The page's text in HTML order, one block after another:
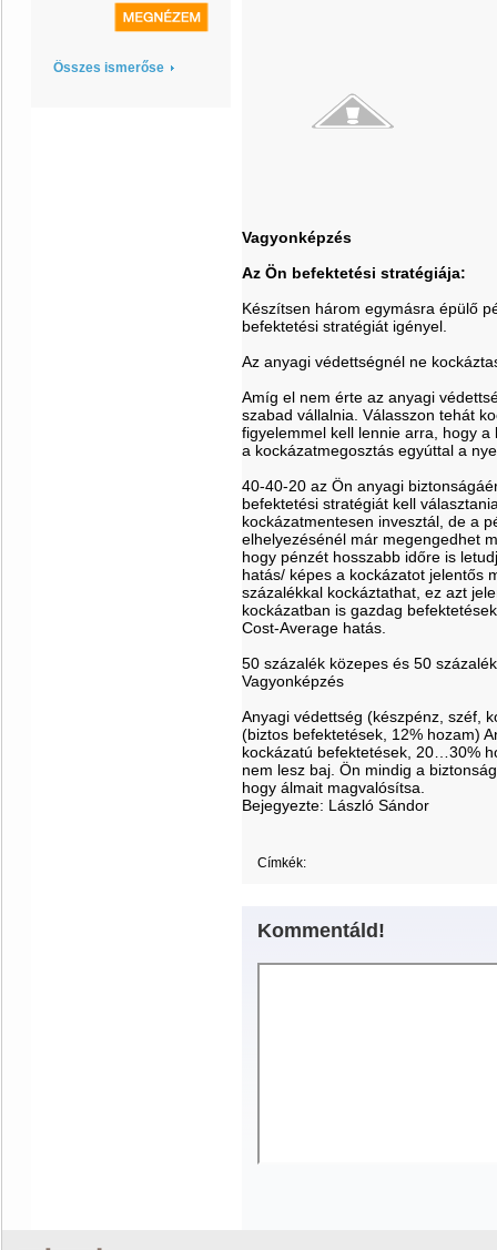
Összes ismerőse
Vagyonképzés
Az Ön befektetési stratégiája:
Készítsen három egymásra épülő
befektetési stratégiát igényel.
Az anyagi védettségnél ne
Amíg el nem érte az anyagi
szabad vállalnia. Válasszon tehát
figyelemmel kell lennie arra, hogy
a kockázatmegosztás egyúttal a
40-40-20 az Ön anyagi
befektetési stratégiát kell
kockázatmentesen invesztál, de a
elhelyezésénél már megengedhet
hogy pénzét hosszabb időre is
hatás/ képes a kockázatot jelentős
százalékkal kockáztathat, ez azt
kockázatban is gazdag
Cost-Average hatás.
50 százalék közepes és 50
Vagyonképzés
Anyagi védettség (készpénz, széf,
(biztos befektetések, 12% hozam)
kockázatú befektetések, 20…30%
nem lesz baj. Ön mindig a
hogy álmait magvalósítsa.
Bejegyezte: László Sándor
Címkék:
Kommentáld!